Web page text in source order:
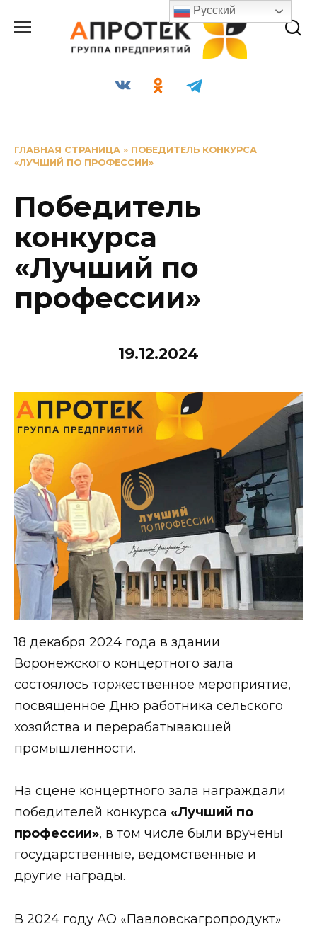
содержанию
ГЛАВНАЯ СТРАНИЦА » ПОБЕДИТЕЛЬ КОНКУРСА
«ЛУЧШИЙ ПО ПРОФЕССИИ»
Победитель
конкурса
«Лучший по
профессии»
19.12.2024
18 декабря 2024 года в здании
Воронежского концертного зала
состоялось торжественное мероприятие,
посвященное Дню работника сельского
хозяйства и перерабатывающей
промышленности.
На сцене концертного зала награждали
победителей конкурса «Лучший по
профессии», в том числе были вручены
государственные, ведомственные и
другие награды.
В 2024 году АО «Павловскагропродукт»
Русский